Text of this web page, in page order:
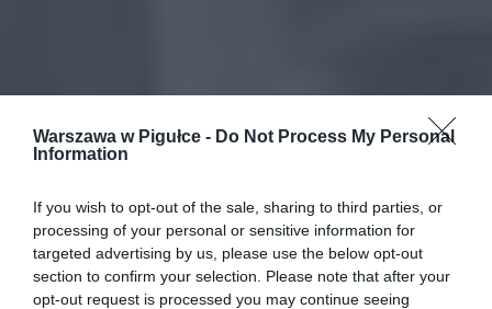
Warszawa w Pigułce - Do Not Process My Personal
Information
If you wish to opt-out of the sale, sharing to third parties, or
processing of your personal or sensitive information for
targeted advertising by us, please use the below opt-out
section to confirm your selection. Please note that after your
opt-out request is processed you may continue seeing